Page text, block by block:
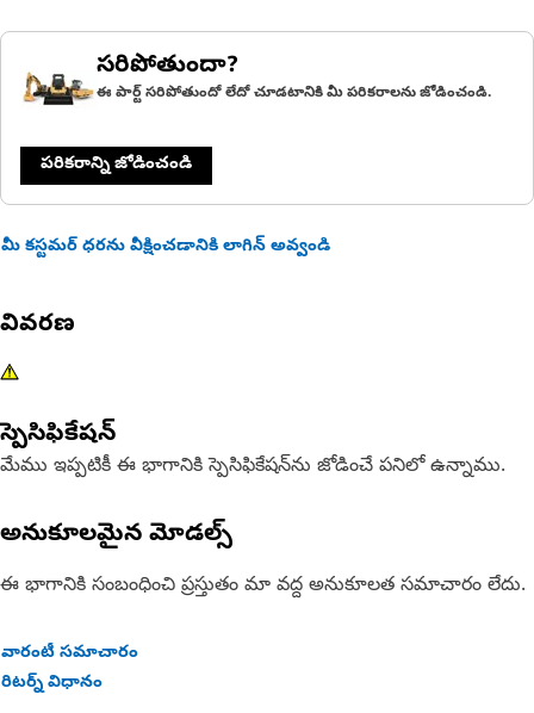
సరిపోతుందా?
ఈ పార్ట్ సరిపోతుందో లేదో చూడటానికి మీ పరికరాలను జోడించండి.
పరికరాన్ని జోడించండి
మీ కస్టమర్ ధరను వీక్షించడానికి లాగిన్ అవ్వండి
వివరణ
స్పెసిఫికేషన్
మేము ఇప్పటికీ ఈ భాగానికి స్పెసిఫికేషన్‌ను జోడించే పనిలో ఉన్నాము.
అనుకూలమైన మోడల్స్
ఈ భాగానికి సంబంధించి ప్రస్తుతం మా వద్ద అనుకూలత సమాచారం లేదు.
వారంటీ సమాచారం
రిటర్న్ విధానం